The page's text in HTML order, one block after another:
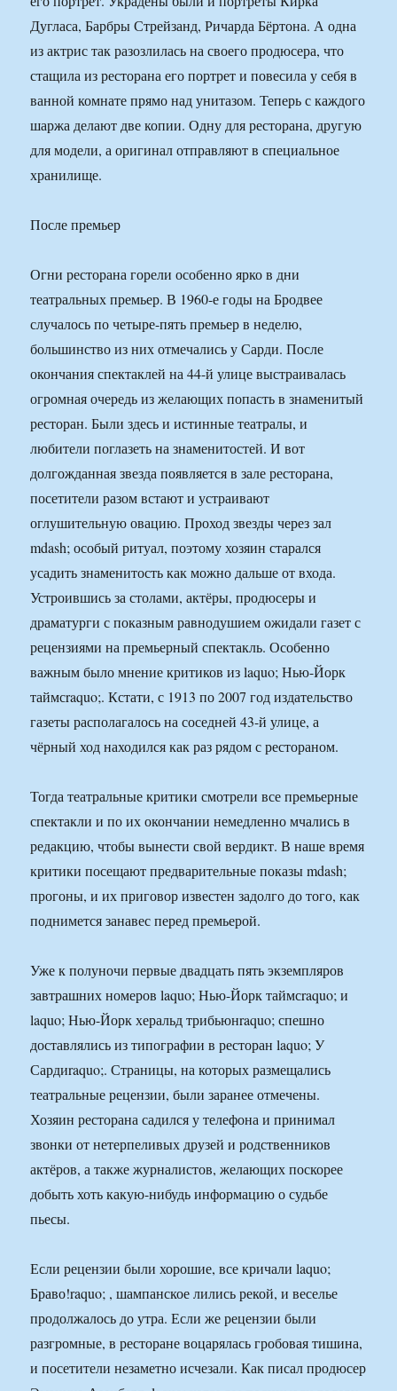
Дугласа, Барбры Стрейзанд, Ричарда Бёртона. А одна
из актрис так разозлилась на своего продюсера, что
стащила из ресторана его портрет и повесила у себя в
ванной комнате прямо над унитазом. Теперь с каждого
шаржа делают две копии. Одну для ресторана, другую
для модели, а оригинал отправляют в специальное
хранилище.
После премьер
Огни ресторана горели особенно ярко в дни
театральных премьер. В 1960-е годы на Бродвее
случалось по четыре-пять премьер в неделю,
большинство из них отмечались у Сарди. После
окончания спектаклей на 44-й улице выстраивалась
огромная очередь из желающих попасть в знаменитый
ресторан. Были здесь и истинные театралы, и
любители поглазеть на знаменитостей. И вот
долгожданная звезда появляется в зале ресторана,
посетители разом встают и устраивают
оглушительную овацию. Проход звезды через зал
mdash; особый ритуал, поэтому хозяин старался
усадить знаменитость как можно дальше от входа.
Устроившись за столами, актёры, продюсеры и
драматурги с показным равнодушием ожидали газет с
рецензиями на премьерный спектакль. Особенно
важным было мнение критиков из laquo; Нью-Йорк
таймсraquo;. Кстати, с 1913 по 2007 год издательство
газеты располагалось на соседней 43-й улице, а
чёрный ход находился как раз рядом с рестораном.
Тогда театральные критики смотрели все премьерные
спектакли и по их окончании немедленно мчались в
редакцию, чтобы вынести свой вердикт. В наше время
критики посещают предварительные показы mdash;
прогоны, и их приговор известен задолго до того, как
поднимется занавес перед премьерой.
Уже к полуночи первые двадцать пять экземпляров
завтрашних номеров laquo; Нью-Йорк таймсraquo; и
laquo; Нью-Йорк херальд трибьюнraquo; спешно
доставлялись из типографии в ресторан laquo; У
Сардиraquo;. Страницы, на которых размещались
театральные рецензии, были заранее отмечены.
Хозяин ресторана садился у телефона и принимал
звонки от нетерпеливых друзей и родственников
актёров, а также журналистов, желающих поскорее
добыть хоть какую-нибудь информацию о судьбе
пьесы.
Если рецензии были хорошие, все кричали laquo;
Браво!raquo; , шампанское лились рекой, и веселье
продолжалось до утра. Если же рецензии были
разгромные, в ресторане воцарялась гробовая тишина,
и посетители незаметно исчезали. Как писал продюсер